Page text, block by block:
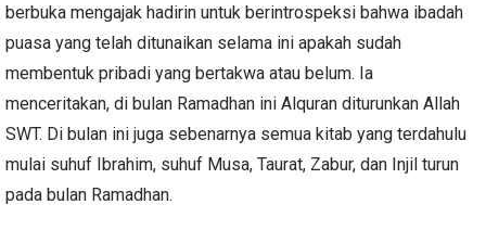
berbuka mengajak hadirin untuk berintrospeksi bahwa ibadah
puasa yang telah ditunaikan selama ini apakah sudah
membentuk pribadi yang bertakwa atau belum. Ia
menceritakan, di bulan Ramadhan ini Alquran diturunkan Allah
SWT. Di bulan ini juga sebenarnya semua kitab yang terdahulu
mulai suhuf Ibrahim, suhuf Musa, Taurat, Zabur, dan Injil turun
pada bulan Ramadhan.